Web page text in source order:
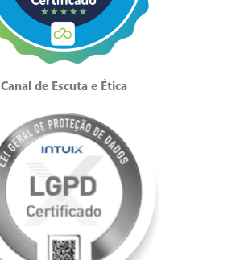
Canal de Escuta e Ética